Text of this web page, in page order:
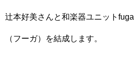
辻本好美さんと和楽器ユニットfuga
（フーガ）を結成します。